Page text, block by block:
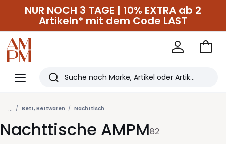
NUR NOCH 3 TAGE | 10% EXTRA ab 2
Artikeln* mit dem Code LAST
Menü
Redoute
Suchen
Zuletzt
angesehen
Artikel
Zum
... Bett, Bettwaren Nachttisch
Nachttische AMPM82